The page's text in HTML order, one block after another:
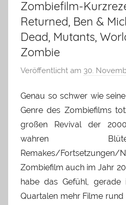
Zombiefilm-
Returned, Ben &
Dead, Mutants,
Zombie
Veröffentlicht am 30.
Genau so schwer wie
Genre des Zombiefilms
großen Revival der
wahren
Remakes/Fortsetzungen/
Zombiefilm auch im Jahr
habe das Gefühl,
Quartalen mehr Filme